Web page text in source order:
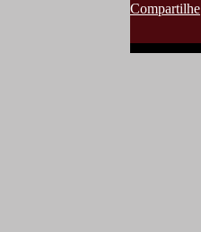
Compartilhe